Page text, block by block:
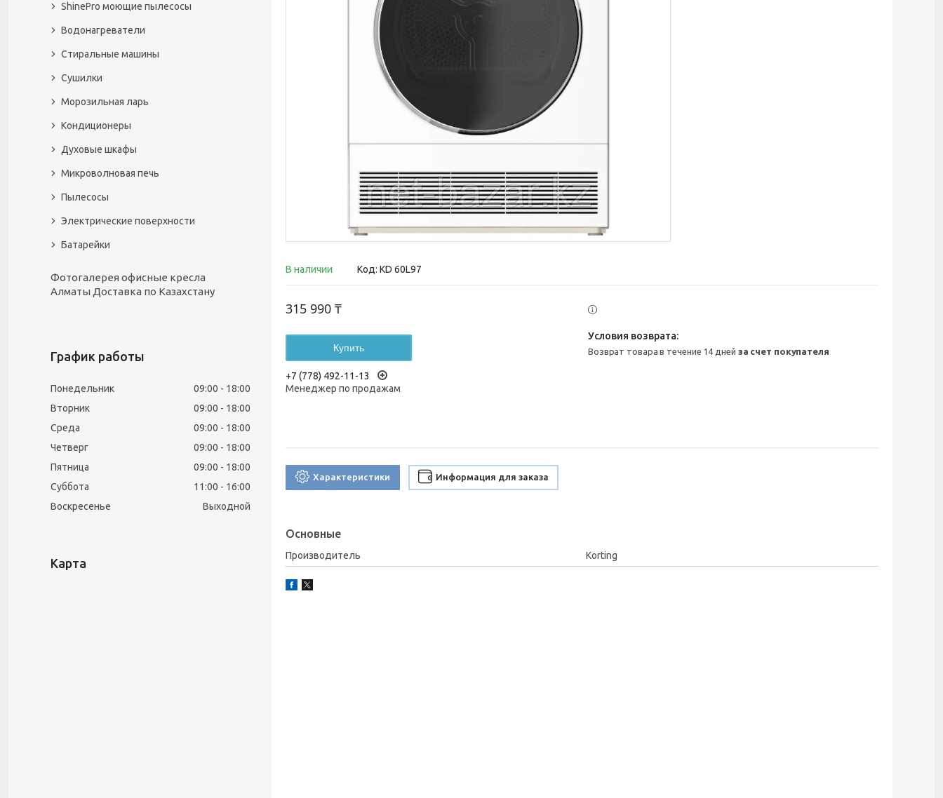
В наличии Код: KD 60L97
315 990 ₸
Купить
+7 (778) 492-11-13
Менеджер по продажам
возврат товара в течение 14 дней за счет покупателя
Характеристики Информация для заказа
Основные
Производитель Korting
ShinePro моющие пылесосы
Водонагреватели
Стиральные машины
Сушилки
Морозильная ларь
Кондиционеры
Духовые шкафы
Микроволновая печь
Пылесосы
Электрические поверхности
Батарейки
Фотогалерея офисные кресла
Алматы Доставка по Казахстану
График работы
Понедельник 09:00
18:00
Вторник
09:00
18:00
Среда
09:00
18:00
Четверг
09:00
18:00
Пятница
09:00
18:00
Суббота
11:00
16:00
Воскресенье
Выходной
Карта